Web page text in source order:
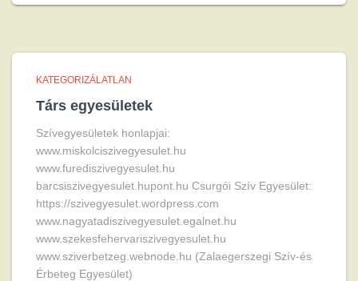
KATEGORIZÁLATLAN
Társ egyesületek
Szívegyesületek honlapjai:
www.miskolciszivegyesulet.hu
www.furediszivegyesulet.hu
barcsiszivegyesulet.hupont.hu Csurgói Szív Egyesület:
https://szivegyesulet.wordpress.com
www.nagyatadiszivegyesulet.egalnet.hu
www.szekesfehervariszivegyesulet.hu
www.sziverbetzeg.webnode.hu (Zalaegerszegi Szív-és
Érbeteg Egyesület)